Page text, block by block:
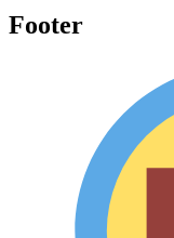
Footer